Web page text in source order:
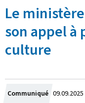
Le
son appel à
culture
Communiqué Crée
09.09.2025